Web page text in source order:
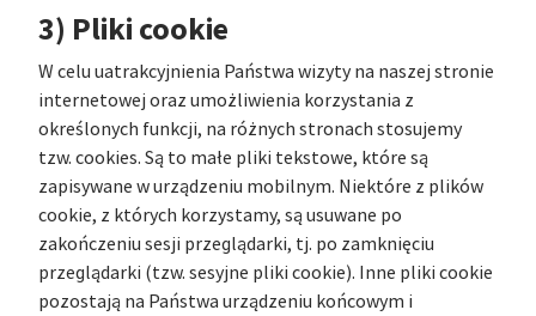
3) Pliki cookie
W celu uatrakcyjnienia Państwa wizyty na naszej stronie
internetowej oraz umożliwienia korzystania z
określonych funkcji, na różnych stronach stosujemy
tzw. cookies. Są to małe pliki tekstowe, które są
zapisywane w urządzeniu mobilnym. Niektóre z plików
cookie, z których korzystamy, są usuwane po
zakończeniu sesji przeglądarki, tj. po zamknięciu
przeglądarki (tzw. sesyjne pliki cookie). Inne pliki cookie
pozostają na Państwa urządzeniu końcowym i